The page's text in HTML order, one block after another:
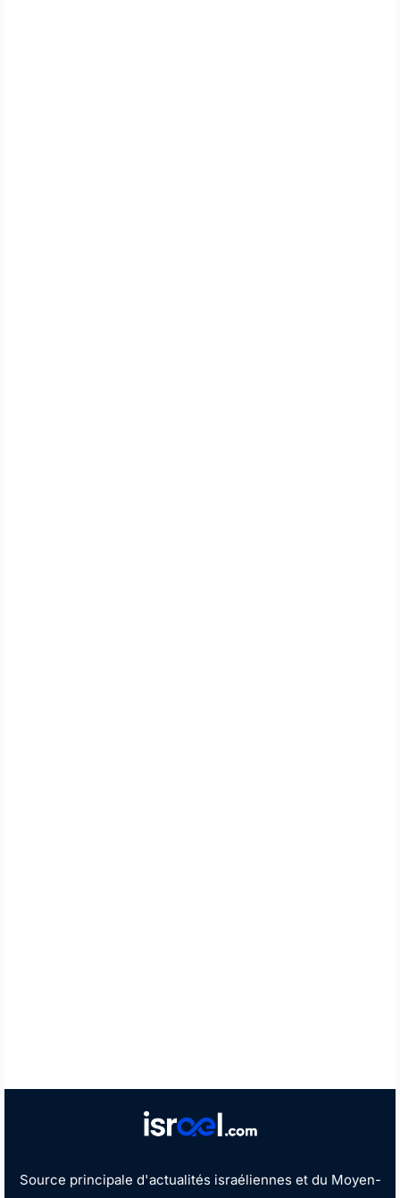
Source principale d'actualités israéliennes et du Moyen-